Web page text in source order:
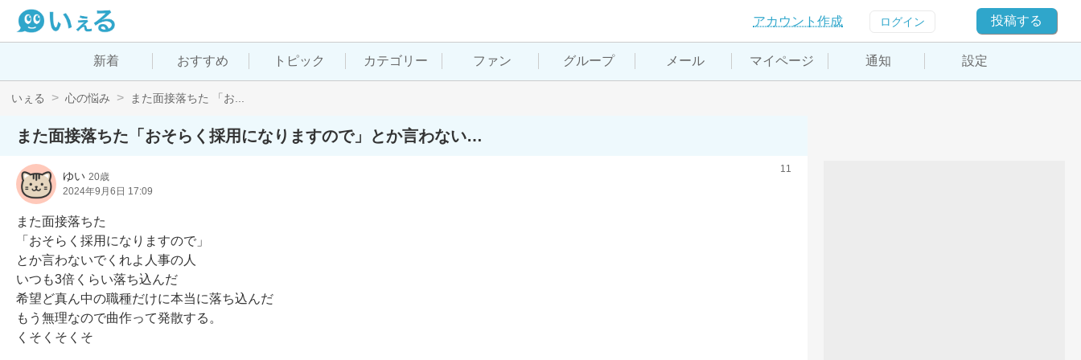
アカウント作成 ログイン 投稿する
新着 おすすめ トピック カテゴリー ファン グループ メール マイページ 通知 設定
いぇる 心の悩み また面接落ちた 「お...
また面接落ちた「おそらく採用になりますので」とか言わない…
ゆい 20歳
2024年9月6日 17:09
11
また面接落ちた
「おそらく採用になりますので」
とか言わないでくれよ人事の人
いつも3倍くらい落ち込んだ
希望ど真ん中の職種だけに本当に落ち込んだ
もう無理なので曲作って発散する。
くそくそくそ